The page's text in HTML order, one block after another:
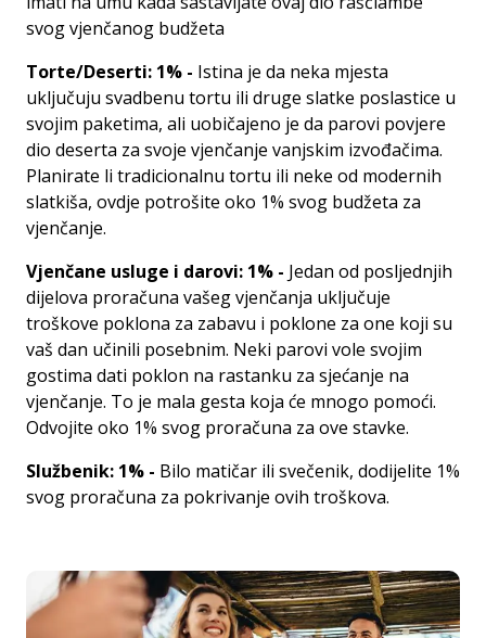
svog vjenčanog budžeta
Torte/Deserti: 1% - Istina je da neka mjesta
uključuju svadbenu tortu ili druge slatke poslastice u
svojim paketima, ali uobičajeno je da parovi povjere
dio deserta za svoje vjenčanje vanjskim izvođačima.
Planirate li tradicionalnu tortu ili neke od modernih
slatkiša, ovdje potrošite oko 1% svog budžeta za
vjenčanje.
Vjenčane usluge i darovi: 1% - Jedan od posljednjih
dijelova proračuna vašeg vjenčanja uključuje
troškove poklona za zabavu i poklone za one koji su
vaš dan učinili posebnim. Neki parovi vole svojim
gostima dati poklon na rastanku za sjećanje na
vjenčanje. To je mala gesta koja će mnogo pomoći.
Odvojite oko 1% svog proračuna za ove stavke.
Službenik: 1% - Bilo matičar ili svečenik, dodijelite 1%
svog proračuna za pokrivanje ovih troškova.